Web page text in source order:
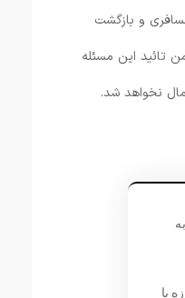
و بازگشت
تائید این مسئله
نخواهد شد.
با